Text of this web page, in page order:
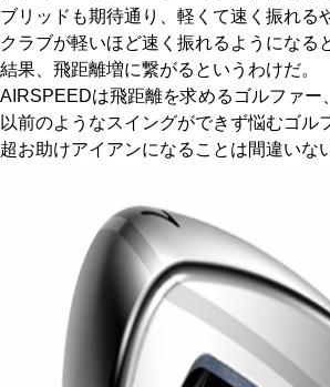
ブリッドも期待通り、軽くて速く振れる
クラブが軽いほど速く振れるようになる
結果、飛距離増に繋がるというわけだ。
AIRSPEEDは飛距離を求めるゴルファー
以前のようなスイングができず悩むゴル
超お助けアイアンになることは間違いな